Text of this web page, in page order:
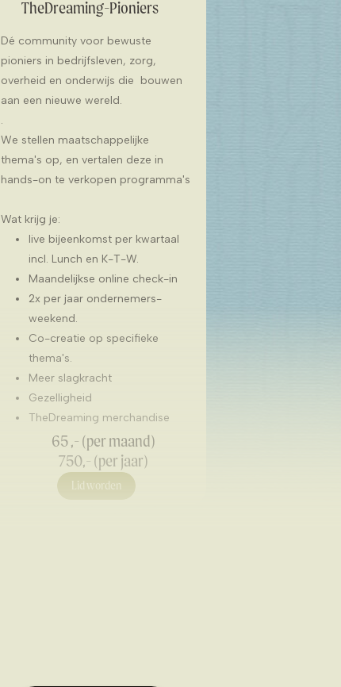
TheDreaming-Pioniers
Dé community voor bewuste
pioniers in bedrijfsleven, zorg,
overheid en onderwijs die bouwen
aan een nieuwe wereld.
.
We stellen maatschappelijke
thema's op, en vertalen deze in
hands-on te verkopen programma's
Wat krijg je:
live bijeenkomst per kwartaal
incl. Lunch en K-T-W.
Maandelijkse online check-in
2x per jaar ondernemers-
weekend.
Co-creatie op specifieke
thema's.
Meer slagkracht
Gezelligheid
TheDreaming merchandise
Lid worden
65 ,- (per maand)
750,- (per jaar)